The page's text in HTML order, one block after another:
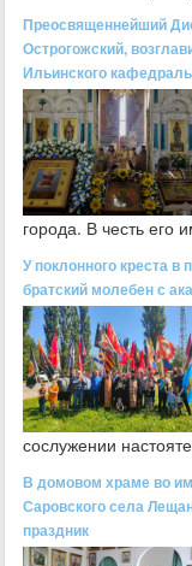
Преосвященнейший
Острогожский,
Ильинского
города. В честь его
У поклонного креста
братский молебен с
сослужении
В домовом храме во
Саровского села
праздник